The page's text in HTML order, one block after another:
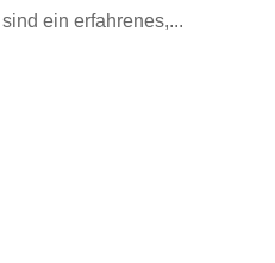
ein erfahrenes,...